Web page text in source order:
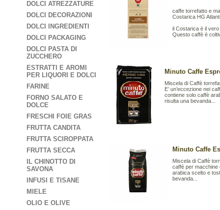
DOLCI ATREZZATURE
DOLCI DECORAZIONI
DOLCI INGREDIENTI
DOLCI PACKAGING
DOLCI PASTA DI
ZUCCHERO
ESTRATTI E AROMI
PER LIQUORI E DOLCI
FARINE
FORNO SALATO E
DOLCE
FRESCHI FOIE GRAS
FRUTTA CANDITA
FRUTTA SCIROPPATA
FRUTTA SECCA
IL CHINOTTO DI
SAVONA
INFUSI E TISANE
MIELE
OLIO E OLIVE
caffe torrefatto e
Costarica HG
il Costarica è il
Questo caffè è
Minuto Caffe
Miscela di Caffè
E’ un’eccezione nei
contiene solo caffè
risulta una bevanda...
Minuto Caffe
Miscela di Caffè
caffè per macchine
arabica scelto e
bevanda...